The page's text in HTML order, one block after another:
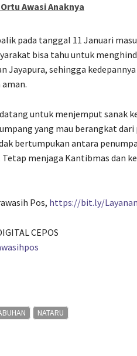
Awasi Anaknya
pada tanggal 11 Januari
bisa tahu untuk
Jayapura, sehingga
untuk menjemput sanak
yang mau berangkat dari
bertumpukan antara
menjaga Kantibmas dan
Pos, https://bit.ly/
CEPOS
NATARU